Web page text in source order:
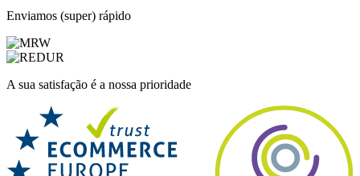
Enviamos (super) rápido
A sua satisfação é a nossa prioridade